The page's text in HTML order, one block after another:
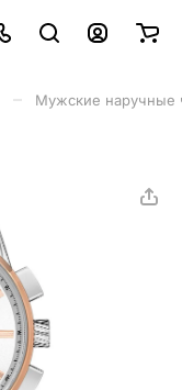
Мужские наручные